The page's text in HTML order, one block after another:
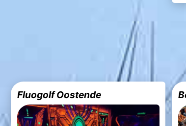
Fluogolf Oostende